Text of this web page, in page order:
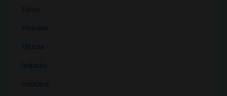
Ferias
Finanzas
Historia
Industria
Institutos